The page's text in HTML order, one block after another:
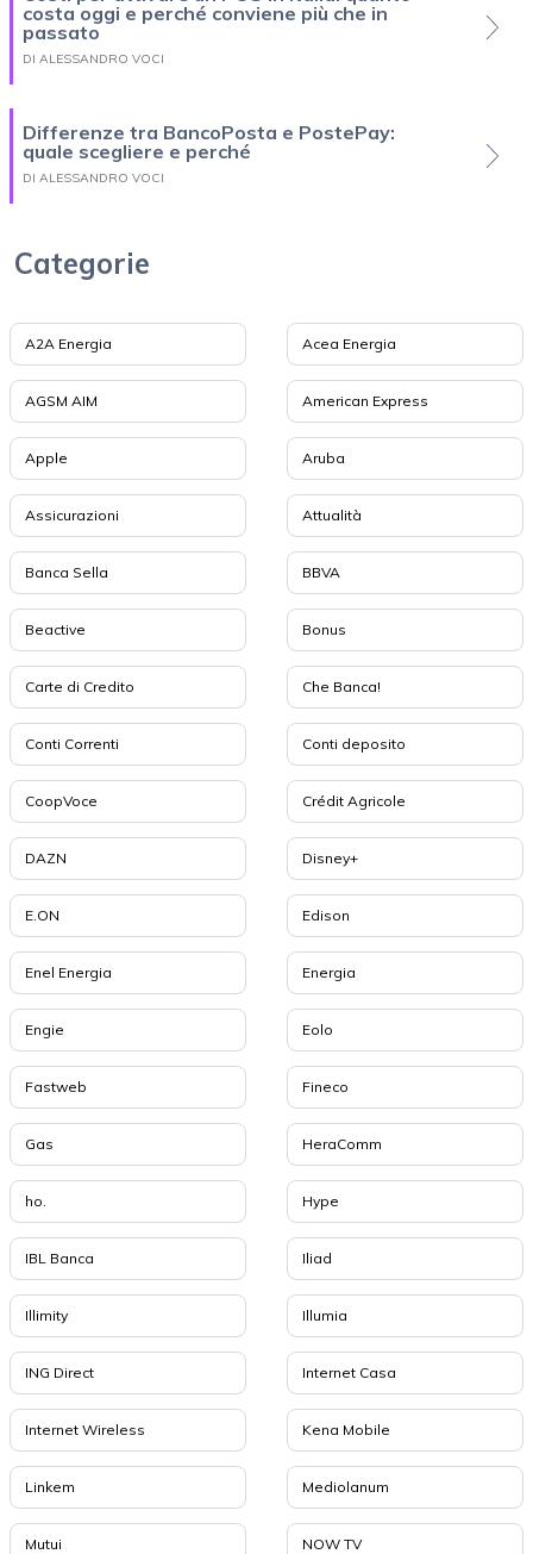
costa oggi e perché conviene più che in
passato
DI ALESSANDRO VOCI
Differenze tra BancoPosta e PostePay:
quale scegliere e perché
DI ALESSANDRO VOCI
Categorie
A2A Energia Acea Energia
AGSM AIM American Express
Apple Aruba
Assicurazioni Attualità
Banca Sella BBVA
Beactive Bonus
Carte di Credito Che Banca!
Conti Correnti Conti deposito
CoopVoce Crédit Agricole
DAZN Disney+
E.ON Edison
Enel Energia Energia
Engie Eolo
Fastweb Fineco
Gas HeraComm
ho. Hype
IBL Banca Iliad
Illimity Illumia
ING Direct Internet Casa
Internet Wireless Kena Mobile
Linkem Mediolanum
Mutui NOW TV